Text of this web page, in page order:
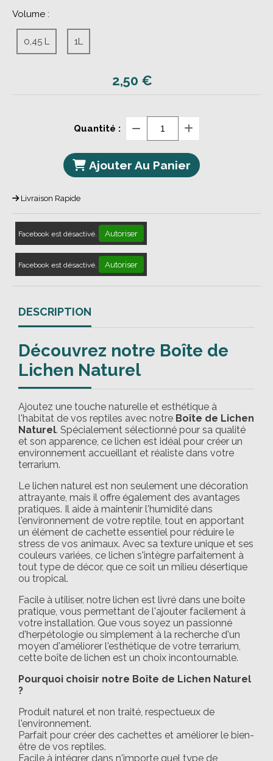
Volume :
0,45 L 1L
2,50 €
Quantité :
Ajouter Au Panier
Livraison Rapide
Facebook est désactivé. Autoriser
Facebook est désactivé. Autoriser
DESCRIPTION
Découvrez notre Boîte de
Lichen Naturel
Ajoutez une touche naturelle et esthétique à
l'habitat de vos reptiles avec notre Boîte de Lichen
Naturel. Spécialement sélectionné pour sa qualité
et son apparence, ce lichen est idéal pour créer un
environnement accueillant et réaliste dans votre
terrarium.
Le lichen naturel est non seulement une décoration
attrayante, mais il offre également des avantages
pratiques. Il aide à maintenir l'humidité dans
l'environnement de votre reptile, tout en apportant
un élément de cachette essentiel pour réduire le
stress de vos animaux. Avec sa texture unique et ses
couleurs variées, ce lichen s'intègre parfaitement à
tout type de décor, que ce soit un milieu désertique
ou tropical.
Facile à utiliser, notre lichen est livré dans une boîte
pratique, vous permettant de l'ajouter facilement à
votre installation. Que vous soyez un passionné
d'herpétologie ou simplement à la recherche d'un
moyen d'améliorer l'esthétique de votre terrarium,
cette boîte de lichen est un choix incontournable.
Pourquoi choisir notre Boîte de Lichen Naturel
?
Produit naturel et non traité, respectueux de
l'environnement.
Parfait pour créer des cachettes et améliorer le bien-
être de vos reptiles.
Facile à intégrer dans n'importe quel type de